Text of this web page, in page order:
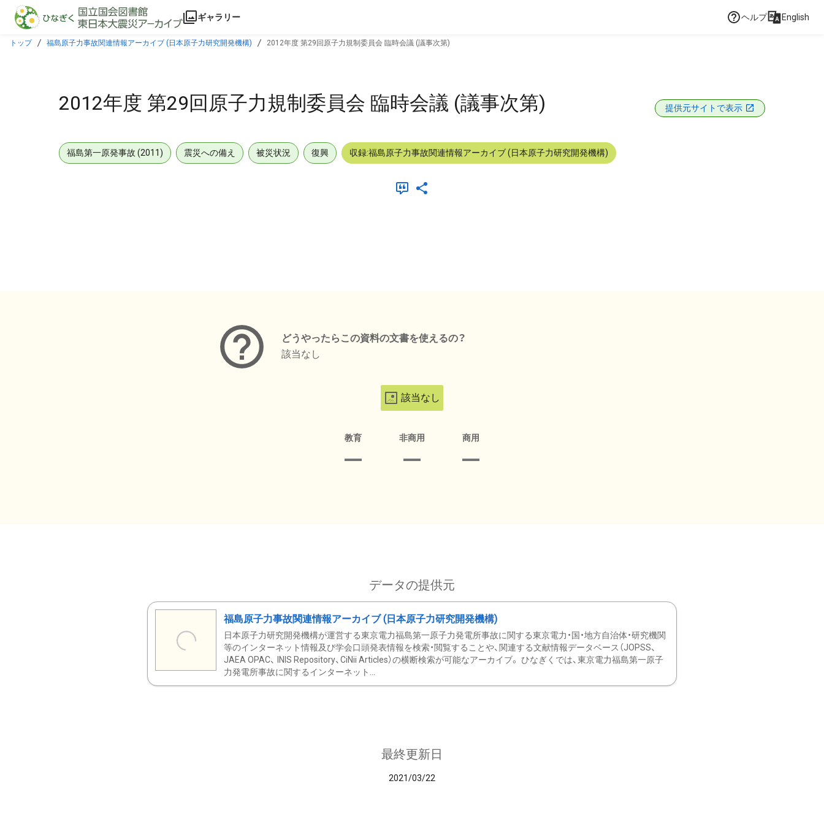
本文に飛ぶ
ギャラリー ヘルプ English
トップ 福島原子力事故関連情報アーカイブ (日本原子力研究開発機構) 2012年度 第29回原子力規制委員会 臨時会議 (議事次第)
2012年度 第29回原子力規制委員会 臨時会議 (議事次第) 提供元サイトで表示
福島第一原発事故 (2011) 震災への備え 被災状況 復興 収録:福島原子力事故関連情報アーカイブ (日本原子力研究開発機構)
どうやったらこの資料の文書を使えるの？
該当なし
該当なし
教育 非商用 商用
データの提供元
福島原子力事故関連情報アーカイブ (日本原子力研究開発機構)
日本原子力研究開発機構が運営する東京電力福島第一原子力発電所事故に関する東京電力・国・地方自治体・研究機関
等のインターネット情報及び学会口頭発表情報を検索・閲覧することや、関連する文献情報データベース（JOPSS、
JAEA OPAC、 INIS Repository、CiNii Articles）の横断検索が可能なアーカイブ。 ひなぎくでは、東京電力福島第一原子
力発電所事故に関するインターネット...
最終更新日
2021/03/22